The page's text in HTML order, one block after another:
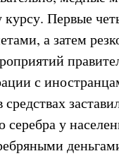
Первые
а затем
с
у